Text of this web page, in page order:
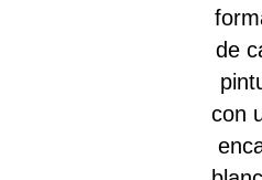
de
con